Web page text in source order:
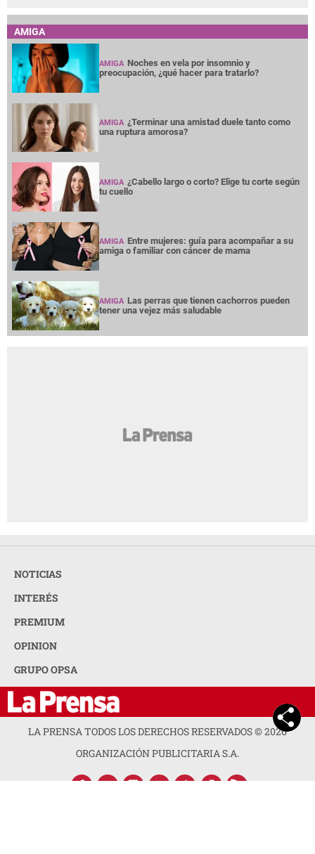
AMIGA
AMIGA Noches en vela por insomnio y
preocupación, ¿qué hacer para tratarlo?
AMIGA ¿Terminar una amistad duele tanto como
una ruptura amorosa?
AMIGA ¿Cabello largo o corto? Elige tu corte según
tu cuello
AMIGA Entre mujeres: guía para acompañar a su
amiga o familiar con cáncer de mama
AMIGA Las perras que tienen cachorros pueden
tener una vejez más saludable
NOTICIAS
INTERÉS
PREMIUM
OPINION
GRUPO OPSA
LA PRENSA TODOS LOS DERECHOS RESERVADOS ©2026
ORGANIZACIÓN PUBLICITARIA S.A.